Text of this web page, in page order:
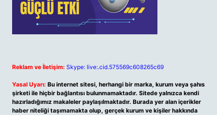
Reklam ve İletişim: Skype: live:.cid.575569c608265c69
Yasal Uyarı: Bu internet sitesi, herhangi bir marka, kurum veya şahıs
şirketi ile hiçbir bağlantısı bulunmamaktadır. Sitede yalnızca kendi
hazırladığımız makaleler paylaşılmaktadır. Burada yer alan içerikler
haber niteliği taşımamakta olup, gerçek kurum ve kişiler hakkında